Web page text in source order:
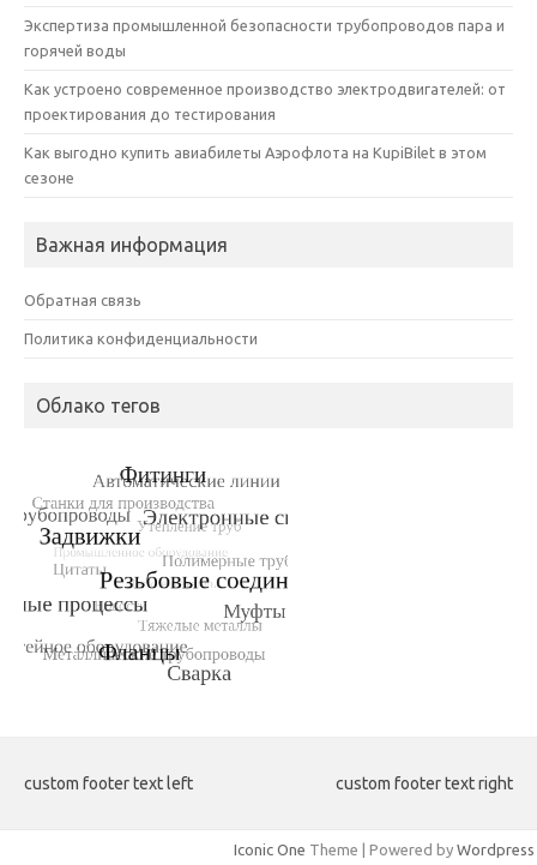
Экспертиза промышленной безопасности трубопроводов пара и
горячей воды
Как устроено современное производство электродвигателей: от
проектирования до тестирования
Как выгодно купить авиабилеты Аэрофлота на KupiBilet в этом
сезоне
Важная информация
Обратная связь
Политика конфиденциальности
Облако тегов
custom footer text left custom footer text right
Iconic One Theme | Powered by Wordpress